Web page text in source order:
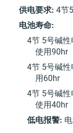
供电要求: 4节
电池寿命:
4节 5号碱
使用90hr
4节 5号碱
用60hr
4节 5号碱
使用40hr
低电报警: